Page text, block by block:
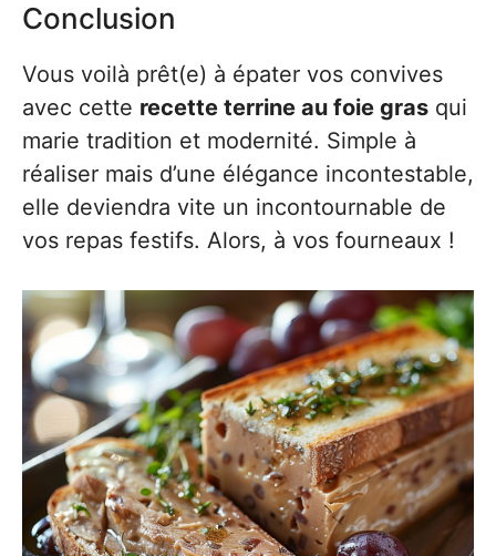
Conclusion
Vous voilà prêt(e) à épater vos convives
avec cette recette terrine au foie gras qui
marie tradition et modernité. Simple à
réaliser mais d’une élégance incontestable,
elle deviendra vite un incontournable de
vos repas festifs. Alors, à vos fourneaux !